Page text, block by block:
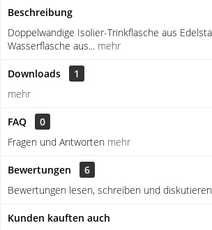
Beschreibung
Doppelwandige Isolier-Trinkflasche aus
Wasserflasche aus... mehr
Downloads
1
mehr
FAQ
0
Fragen und Antworten mehr
Bewertungen
6
Bewertungen lesen, schreiben und
Kunden kauften auch